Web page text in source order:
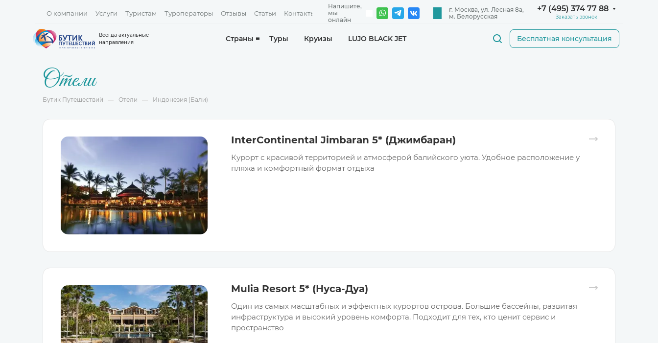
О компании Услуги Туристам Туроператоры Отзывы Статьи Контакты +7 (495) 374 77 88
Заказать звонок
Всегда актуальные
направления
Страны Туры Круизы LUJO BLACK JET Бесплатная консультация
Отели
Бутик Путешествий Отели Индонезия (Бали)
InterContinental Jimbaran 5* (Джимбаран)
Курорт с красивой территорией и атмосферой балийского уюта. Удобное расположение у
пляжа и комфортный формат отдыха
Mulia Resort 5* (Нуса-Дуа)
Один из самых масштабных и эффектных курортов острова. Большие бассейны, развитая
инфраструктура и высокий уровень комфорта. Подходит для тех, кто ценит сервис и
пространство